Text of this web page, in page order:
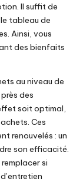
Il suffit de
tableau de
Ainsi, vous
des bienfaits
au niveau de
des
soit optimal,
Ces
renouvelés : un
son efficacité.
si